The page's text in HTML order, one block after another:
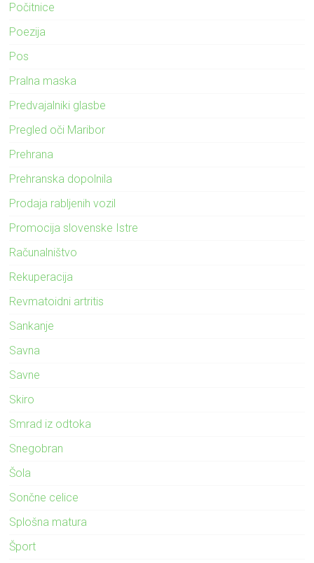
Počitnice
Poezija
Pos
Pralna maska
Predvajalniki glasbe
Pregled oči Maribor
Prehrana
Prehranska dopolnila
Prodaja rabljenih vozil
Promocija slovenske Istre
Računalništvo
Rekuperacija
Revmatoidni artritis
Sankanje
Savna
Savne
Skiro
Smrad iz odtoka
Snegobran
Šola
Sončne celice
Splošna matura
Šport